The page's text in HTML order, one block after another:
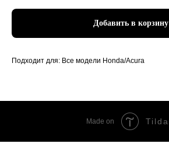
Добавить в корзину
Подходит для: Все модели Honda/Acura
Made on Tilda